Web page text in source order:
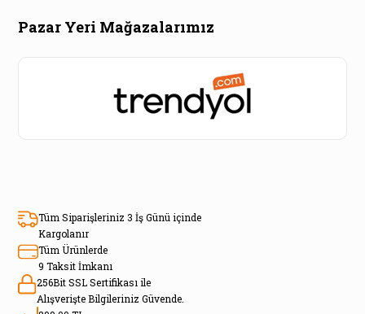
Pazar Yeri Mağazalarımız
Tüm Siparişleriniz 3 İş Günü içinde
Kargolanır
Tüm Ürünlerde
9 Taksit İmkanı
256Bit SSL Sertifikası ile
Alışverişte Bilgileriniz Güvende.